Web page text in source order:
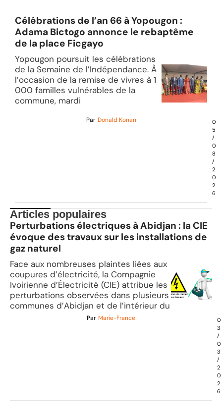
Célébrations de l’an 66 à Yopougon :
Adama Bictogo annonce le rebaptême
de la place Ficgayo
Yopougon poursuit les célébrations
de la Semaine de l’Indépendance. À
l’occasion de la remise de vivres à 1
000 familles vulnérables de la
commune, mardi
Par Donald Konan
0
5
/
0
8
/
2
0
2
6
Articles populaires
Perturbations électriques à Abidjan : la CIE
évoque des travaux sur les installations de
gaz naturel
Face aux nombreuses plaintes liées aux
coupures d’électricité, la Compagnie
Ivoirienne d’Électricité (CIE) attribue les
perturbations observées dans plusieurs
communes d’Abidjan et de l’intérieur du
Par Marie-France
0
3
/
0
3
/
2
0
2
6